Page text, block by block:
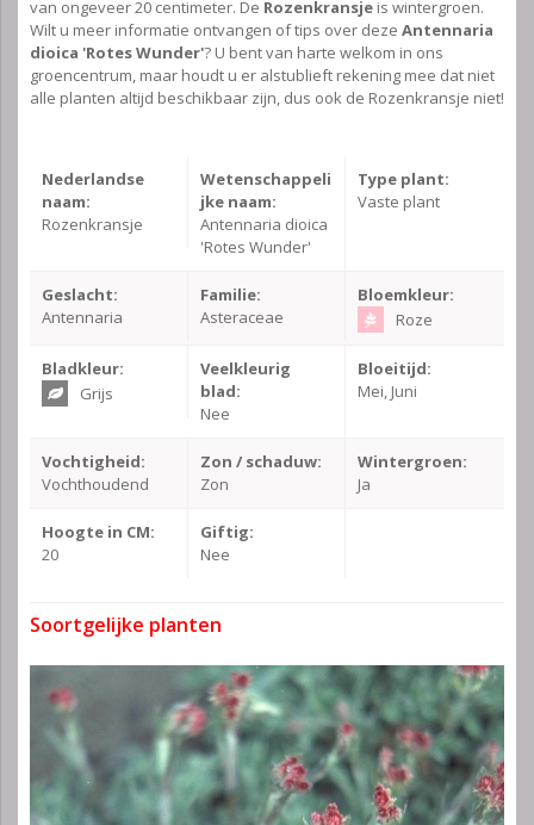
van ongeveer 20 centimeter. De Rozenkransje is wintergroen.
Wilt u meer informatie ontvangen of tips over deze Antennaria
dioica 'Rotes Wunder'? U bent van harte welkom in ons
groencentrum, maar houdt u er alstublieft rekening mee dat niet
alle planten altijd beschikbaar zijn, dus ook de Rozenkransje niet!
Nederlandse
naam:
Rozenkransje
Wetenschappeli
jke naam:
Antennaria dioica
'Rotes Wunder'
Type plant:
Vaste plant
Geslacht:
Antennaria
Familie:
Asteraceae
Bloemkleur:
Roze
Bladkleur:
Grijs
Veelkleurig
blad:
Nee
Bloeitijd:
Mei, Juni
Vochtigheid:
Vochthoudend
Zon / schaduw:
Zon
Wintergroen:
Ja
Hoogte in CM:
20
Giftig:
Nee
Soortgelijke planten